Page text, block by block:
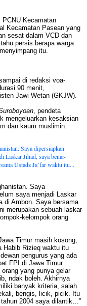
Kecamatan
Kecamatan Pasean yang
sesat dalam VCD dan
persis berapa warga
itu.
di redaksi voa-
90 menit,
Jawi Wetan (GKJW).
, pendeta
mengeluarkan kesaksian
dan kaum muslimin.
Saya dipersiapkan
Laskar Jihad, saya benar-
Ustadz Ja’far waktu itu...
Saya
saya menjadi Laskar
di Ambon. Saya bersama
merupakan sebuah laskar
kelompok orang
Timur masih kosong,
Habib Rizieq waktu itu
pengurus yang ada
FPI di Jawa Timur.
yang punya gelar
ndak boleh. Akhirnya
banyak kriteria, salah
bengis, licik, picik. Itu
2004 saya dilantik…”